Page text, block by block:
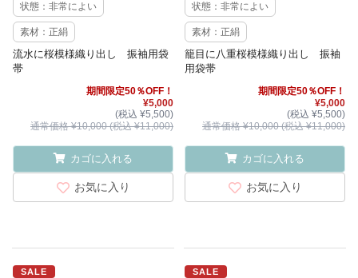
状態：非常によい
素材：正絹
流水に桜模様織り出し 振袖用袋
帯
期間限定50％OFF！
¥5,000
(税込 ¥5,500)
通常価格 ¥10,000 (税込 ¥11,000)
カゴに入れる
お気に入り
状態：非常によい
素材：正絹
籠目に八重桜模様織り出し 振袖
用袋帯
期間限定50％OFF！
¥5,000
(税込 ¥5,500)
通常価格 ¥10,000 (税込 ¥11,000)
カゴに入れる
お気に入り
SALE SALE